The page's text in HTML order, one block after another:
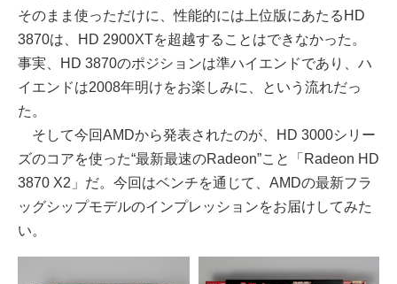
そのまま使っただけに、性能的には上位版にあたるHD
3870は、HD 2900XTを超越することはできなかった。
事実、HD 3870のポジションは準ハイエンドであり、ハ
イエンドは2008年明けをお楽しみに、という流れだっ
た。
そして今回AMDから発表されたのが、HD 3000シリー
ズのコアを使った“最新最速のRadeon”こと「Radeon HD
3870 X2」だ。今回はベンチを通じて、AMDの最新フラ
ッグシップモデルのインプレッションをお届けしてみた
い。